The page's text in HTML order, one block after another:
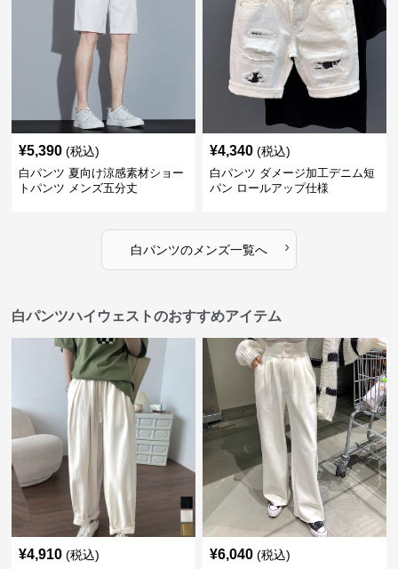
¥5,390 (税込)
白パンツ 夏向け涼感素材ショー
トパンツ メンズ五分丈
¥4,340 (税込)
白パンツ ダメージ加工デニム短
パン ロールアップ仕様
白パンツのメンズ一覧へ ›
白パンツハイウェストのおすすめアイテム
¥4,910 (税込) ¥6,040 (税込)